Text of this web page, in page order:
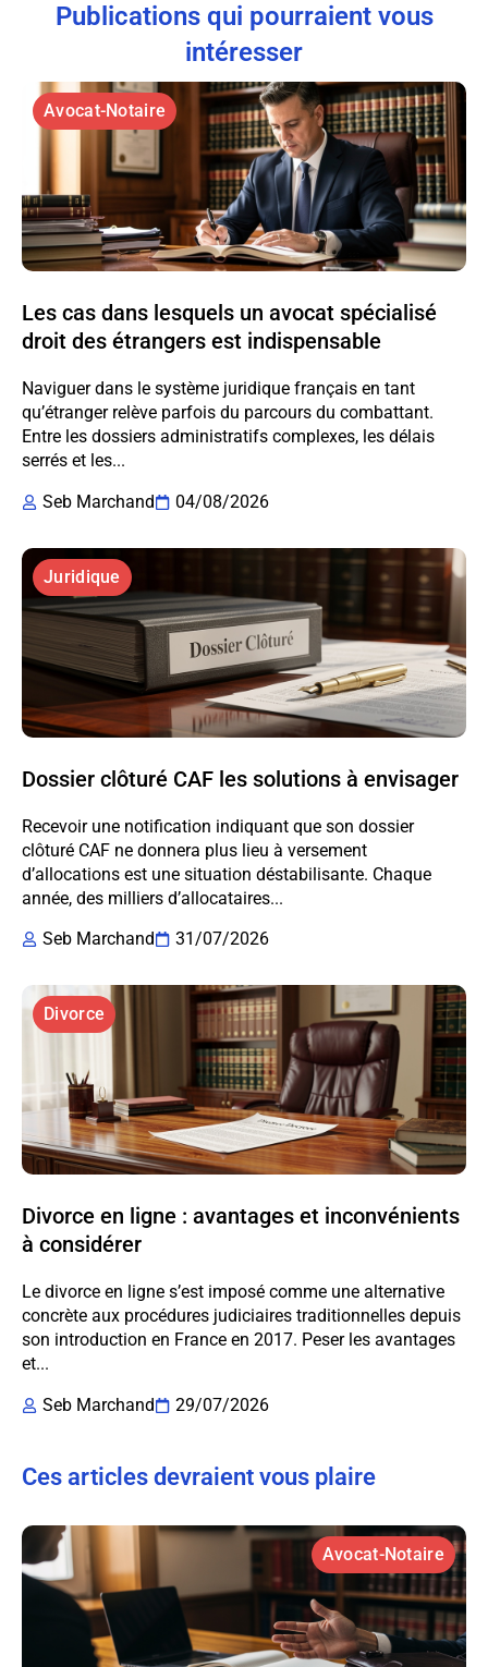
Publications qui pourraient vous
intéresser
Avocat-Notaire
Les cas dans lesquels un avocat spécialisé
droit des étrangers est indispensable
Naviguer dans le système juridique français en tant
qu’étranger relève parfois du parcours du combattant.
Entre les dossiers administratifs complexes, les délais
serrés et les...
Seb Marchand
04/08/2026
Juridique
Dossier clôturé CAF les solutions à envisager
Recevoir une notification indiquant que son dossier
clôturé CAF ne donnera plus lieu à versement
d’allocations est une situation déstabilisante. Chaque
année, des milliers d’allocataires...
Seb Marchand
31/07/2026
Divorce
Divorce en ligne : avantages et inconvénients
à considérer
Le divorce en ligne s’est imposé comme une alternative
concrète aux procédures judiciaires traditionnelles depuis
son introduction en France en 2017. Peser les avantages
et...
Seb Marchand
29/07/2026
Ces articles devraient vous plaire
Avocat-Notaire